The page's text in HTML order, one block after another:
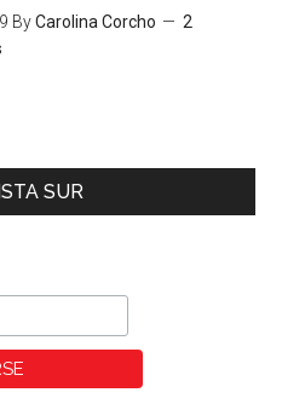
ByCarolina Corcho
2
SUR